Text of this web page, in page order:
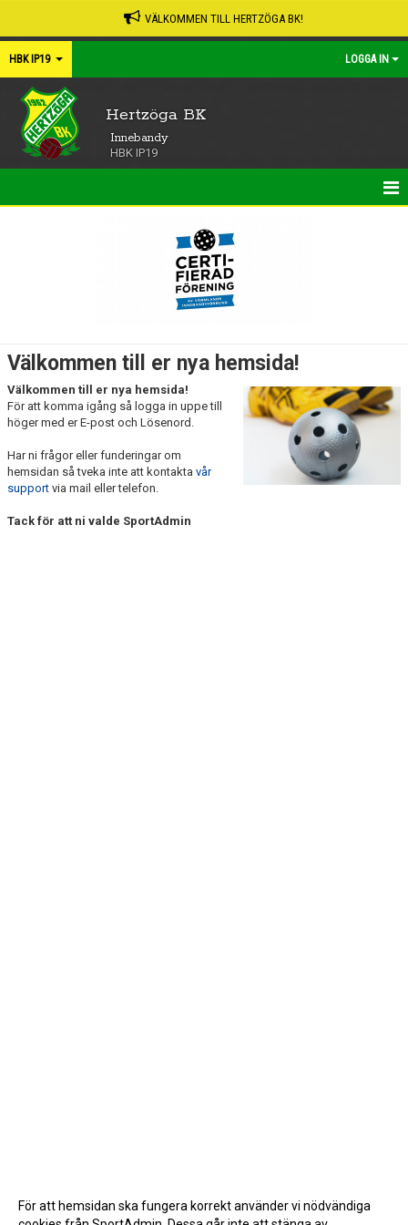
VÄLKOMMEN TILL HERTZÖGA BK!
HBK IP19 LOGGA IN
Hertzöga BK
Innebandy
HBK IP19
BILDGALLERI
DOKUMENT
KONTAKT
Välkommen till er nya hemsida!
Välkommen till er nya hemsida!
För att komma igång så logga in uppe till
höger med er E-post och Lösenord.
Har ni frågor eller funderingar om
hemsidan så tveka inte att kontakta vår
support via mail eller telefon.
Tack för att ni valde SportAdmin
För att hemsidan ska fungera korrekt använder vi nödvändiga